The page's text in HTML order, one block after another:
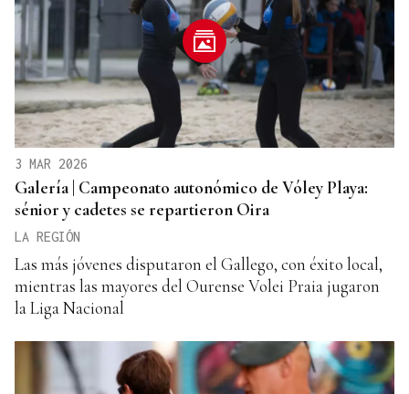
3 MAR 2026
Galería | Campeonato autonómico de Vóley Playa:
sénior y cadetes se repartieron Oira
LA REGIÓN
Las más jóvenes disputaron el Gallego, con éxito local,
mientras las mayores del Ourense Volei Praia jugaron
la Liga Nacional